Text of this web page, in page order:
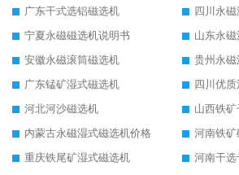
广东干式选铝磁选机
四川永
宁夏永磁磁选机说明书
山东永
安徽永磁滚筒磁选机
贵州永
广东锰矿湿式磁选机
四川优
河北河沙磁选机
山西铁
内蒙古永磁湿式磁选机价格
河南铁矿
重庆铁尾矿湿式磁选机
河南干